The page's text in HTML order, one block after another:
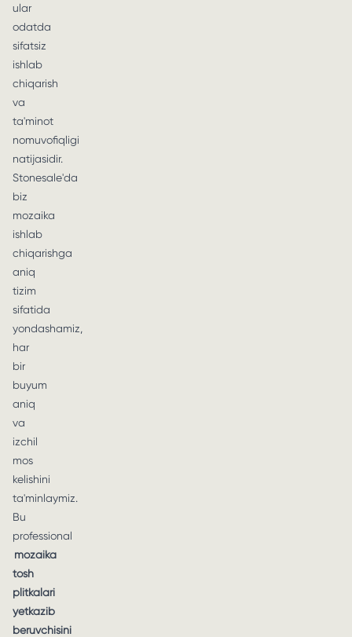
ular
odatda
sifatsiz
ishlab
chiqarish
va
ta'minot
nomuvofiqligi
natijasidir.
Stonesale'da
biz
mozaika
ishlab
chiqarishga
aniq
tizim
sifatida
yondashamiz,
har
bir
buyum
aniq
va
izchil
mos
kelishini
ta'minlaymiz.
Bu
professional
mozaika
tosh
plitkalari
yetkazib
beruvchisini